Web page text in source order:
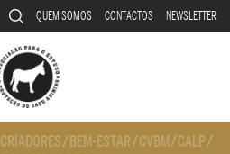
QUEM SOMOS CONTACTOS NEWSLETTER
CRIADORES/ BEM-ESTAR/CVBM/CALP/